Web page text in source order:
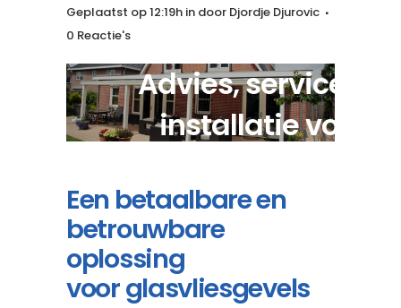
Geplaatst op 12:19h in door Djordje Djurovic
0 Reactie's
Advies, service en
installatie voor
Een betaalbare en
betrouwbare
oplossing
voor glasvliesgevels